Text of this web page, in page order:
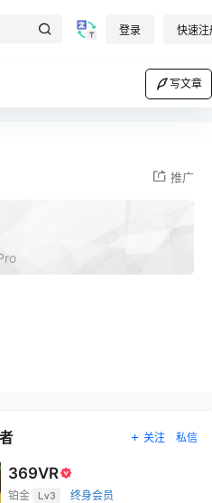
登录 快速注
写文章
推广
关注 私信
369VR
铂金 Lv3 终身会员